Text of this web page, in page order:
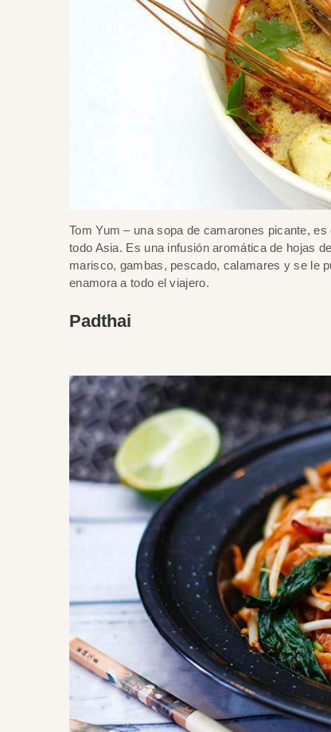
Tom Yum – una sopa de camarones picante,
todo Asia. Es una infusión aromática de hojas
marisco, gambas, pescado, calamares y se le
enamora a todo el viajero.
Padthai